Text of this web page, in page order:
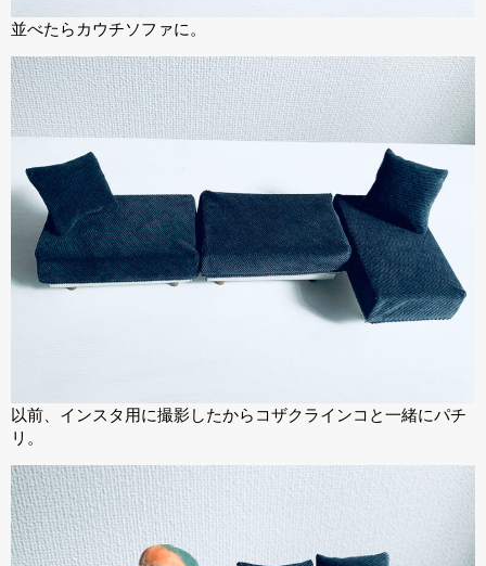
並べたらカウチソファに。
以前、インスタ用に撮影したからコザクラインコと一緒にパチ
リ。